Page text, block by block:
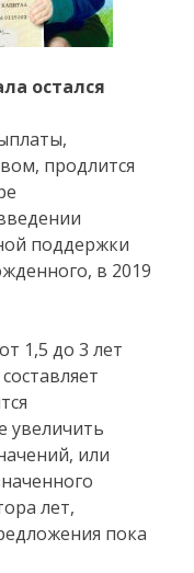
остался
продлится
поддержки
в 2019
1,5 до 3 лет
увеличить
или
лет,
пока